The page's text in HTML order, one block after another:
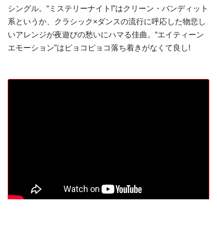
シングル。“ミステリーナイト!”はクリーン・バンディット
系というか、
クラシック ×ダンスの流行に呼応した物悲し
いアレンジが夜遊びの愁いにハマる佳曲。“エイティーン
エモーション”はピョコピョコ落ち着きがなくて良し!